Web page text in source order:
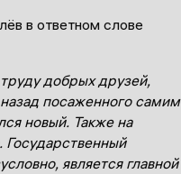
в ответном слове
добрых друзей,
посаженного самим
новый. Также на
Государственный
, является главной